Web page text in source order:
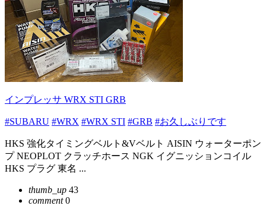
インプレッサ WRX STI GRB
#SUBARU #WRX #WRX STI #GRB #お久しぶりです
HKS 強化タイミングベルト&Vベルト AISIN ウォーターポン
プ NEOPLOT クラッチホース NGK イグニッションコイル
HKS プラグ 東名 ...
thumb_up 43
comment0